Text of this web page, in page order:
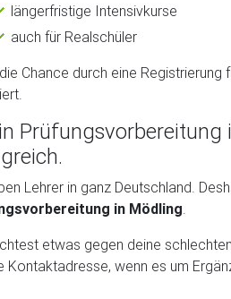
längerfristige Intensivkurse
auch für Realschüler
Chance durch eine Registrierung
Lehrer in ganz Deutschland.
in Mödling
etwas gegen deine
Kontaktadresse, wenn es um